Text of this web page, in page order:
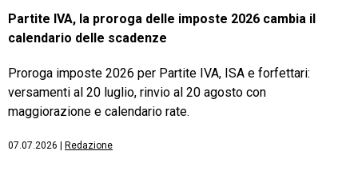
Partite IVA, la proroga delle imposte 2026 cambia il
calendario delle scadenze
Proroga imposte 2026 per Partite IVA, ISA e forfettari:
versamenti al 20 luglio, rinvio al 20 agosto con
maggiorazione e calendario rate.
07.07.2026 Redazione